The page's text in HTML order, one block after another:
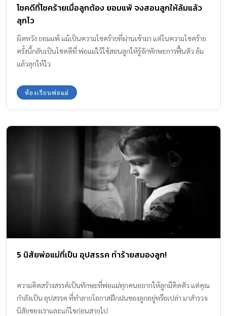
โชคดีที่โชคร้ายเมื่อลูกต้อง ยอมแพ้ จงสอนลูกให้ล้มแล้ว
ลุกไว
ผิดหวัง ยอมแพ้ แม้เป็นความโชคร้ายที่ผ่านเข้ามา แต่ในความโชคร้าย
ครั้งนี้กลับเป็นโชคดีที่ พ่อแม่ไว้ใช้สอนลูกให้รู้จักทักษะการฟื้นตัว ล้ม
แล้วลุกให้ไว
ห้องเรียนพ่อแม่
5 นิสัยพ่อแม่ที่เป็น อุปสรรค ทำร้ายสมองลูก!
ความคิดสร้างสรรค์เป็นทักษะที่พ่อแม่ทุกคนอยากให้ลูกมีติดตัว แต่คุณ
กำลังเป็น อุปสรรค ที่ทำลายโอกาสฝึกฝนของลูกอยู่หรือเปล่า มาสำรวจ
นิสัยของเราและแก้ไขก่อนสายไป